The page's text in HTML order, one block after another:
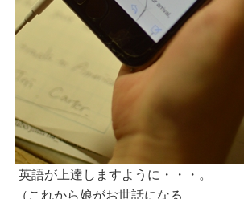
英語が上達しますように・・・。
（これから娘がお世話になる